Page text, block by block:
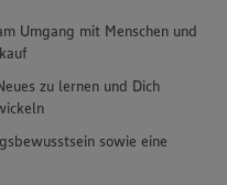
Umgang mit Menschen und
zu lernen und Dich
sowie eine